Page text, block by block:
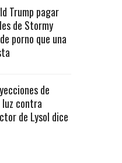
Trump pagar
de Stormy
porno que una
de
contra
de Lysol dice